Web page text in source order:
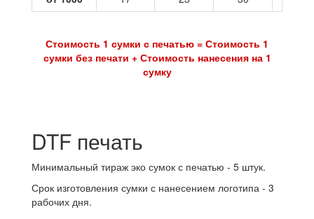
Стоимость 1 сумки с печатью = Стоимость 1
сумки без печати + Стоимость нанесения на 1
сумку
DTF печать
Минимальный тираж эко сумок с печатью - 5 штук.
Срок изготовления сумки с нанесением логотипа - 3
рабочих дня.